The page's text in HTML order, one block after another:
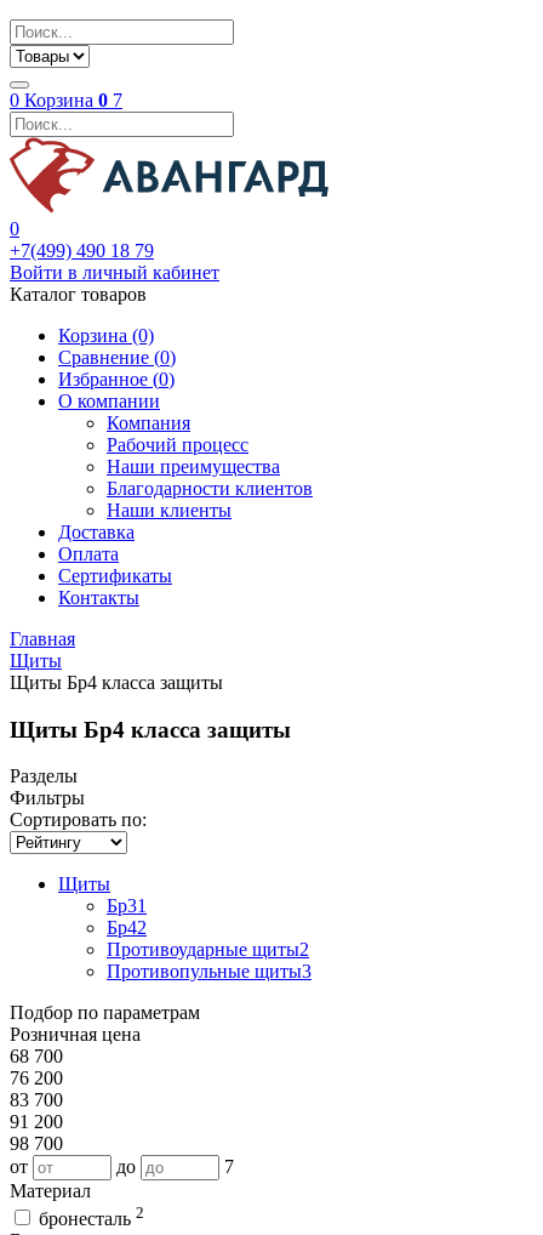
0 Корзина 0 7
0
+7(499) 490 18 79
Войти в личный кабинет
Каталог товаров
Корзина (0)
Сравнение (0)
Избранное (0)
О компании
Компания
Рабочий процесс
Наши преимущества
Благодарности клиентов
Наши клиенты
Доставка
Оплата
Сертификаты
Контакты
Главная
Щиты
Щиты Бр4 класса защиты
Щиты Бр4 класса защиты
Разделы
Фильтры
Сортировать по:
Щиты
Бр31
Бр42
Противоударные щиты2
Противопульные щиты3
Подбор по параметрам
Розничная цена
68 700
76 200
83 700
91 200
98 700
от
до
7
Материал
бронесталь 2